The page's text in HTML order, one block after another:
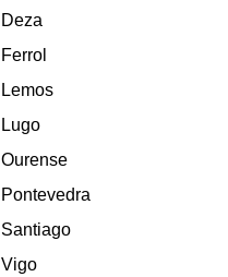
Deza
Ferrol
Lemos
Lugo
Ourense
Pontevedra
Santiago
Vigo